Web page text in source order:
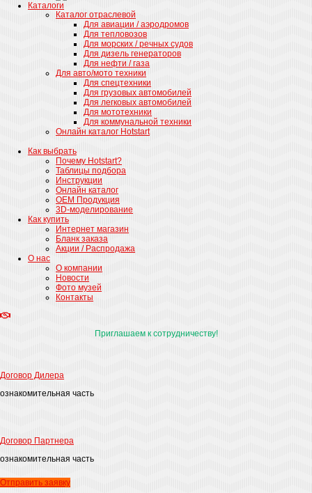
Каталоги
Каталог отраслевой
Для авиации / аэродромов
Для тепловозов
Для морских / речных судов
Для дизель генераторов
Для нефти / газа
Для авто/мото техники
Для спецтехники
Для грузовых автомобилей
Для легковых автомобилей
Для мототехники
Для коммунальной техники
Онлайн каталог Hotstart
Как выбрать
Почему Hotstart?
Таблицы подбора
Инструкции
Онлайн каталог
ОЕМ Продукция
3D-моделирование
Как купить
Интернет магазин
Бланк заказа
Акции / Распродажа
О нас
О компании
Новости
Фото музей
Контакты
Приглашаем к сотрудничеству!
Договор Дилера
ознакомительная часть
Договор Партнера
ознакомительная часть
Отправить заявку